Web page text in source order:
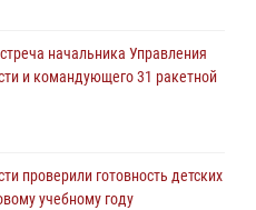
Росгвардии в Оренбурге
начальника Управления
и командующего 31 ракетной
проверили готовность детских
учебному году